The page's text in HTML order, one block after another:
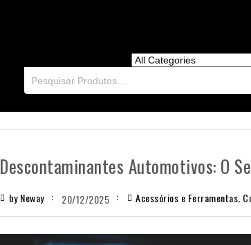
Descontaminantes Automotivos: O
by Neway 20/12/2025 Acessórios e Ferramentas,